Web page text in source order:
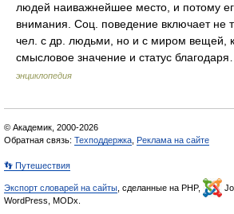
людей наиважнейшее место, и потому
внимания. Соц. поведение включает не
чел. с др. людьми, но и с миром вещей,
смысловое значение и статус
энциклопедия
© Академик, 2000-2026
Обратная связь: Техподдержка Реклама на сайте
👣 Путешествия
Экспорт словарей на сайты , сделанные на PHP,
WordPress, MODx.